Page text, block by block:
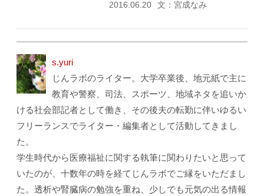
2016.06.20 文：宮成なみ
s.yuri
じんラボのライター。大学卒業後、地元紙で主に
教育や警察、司法、スポーツ、地域ネタを追いか
ける社会部記者として働き、その後夫の転勤に伴いゆるい
フリーランスでライター・編集者として活動してきまし
た。
学生時代から医療福祉に関する執筆に関わりたいと思って
いたのが、十数年の時を経てじんラボでご縁をいただまし
た。透析や腎臓病の勉強を重ね、少しでも元気の出る情報